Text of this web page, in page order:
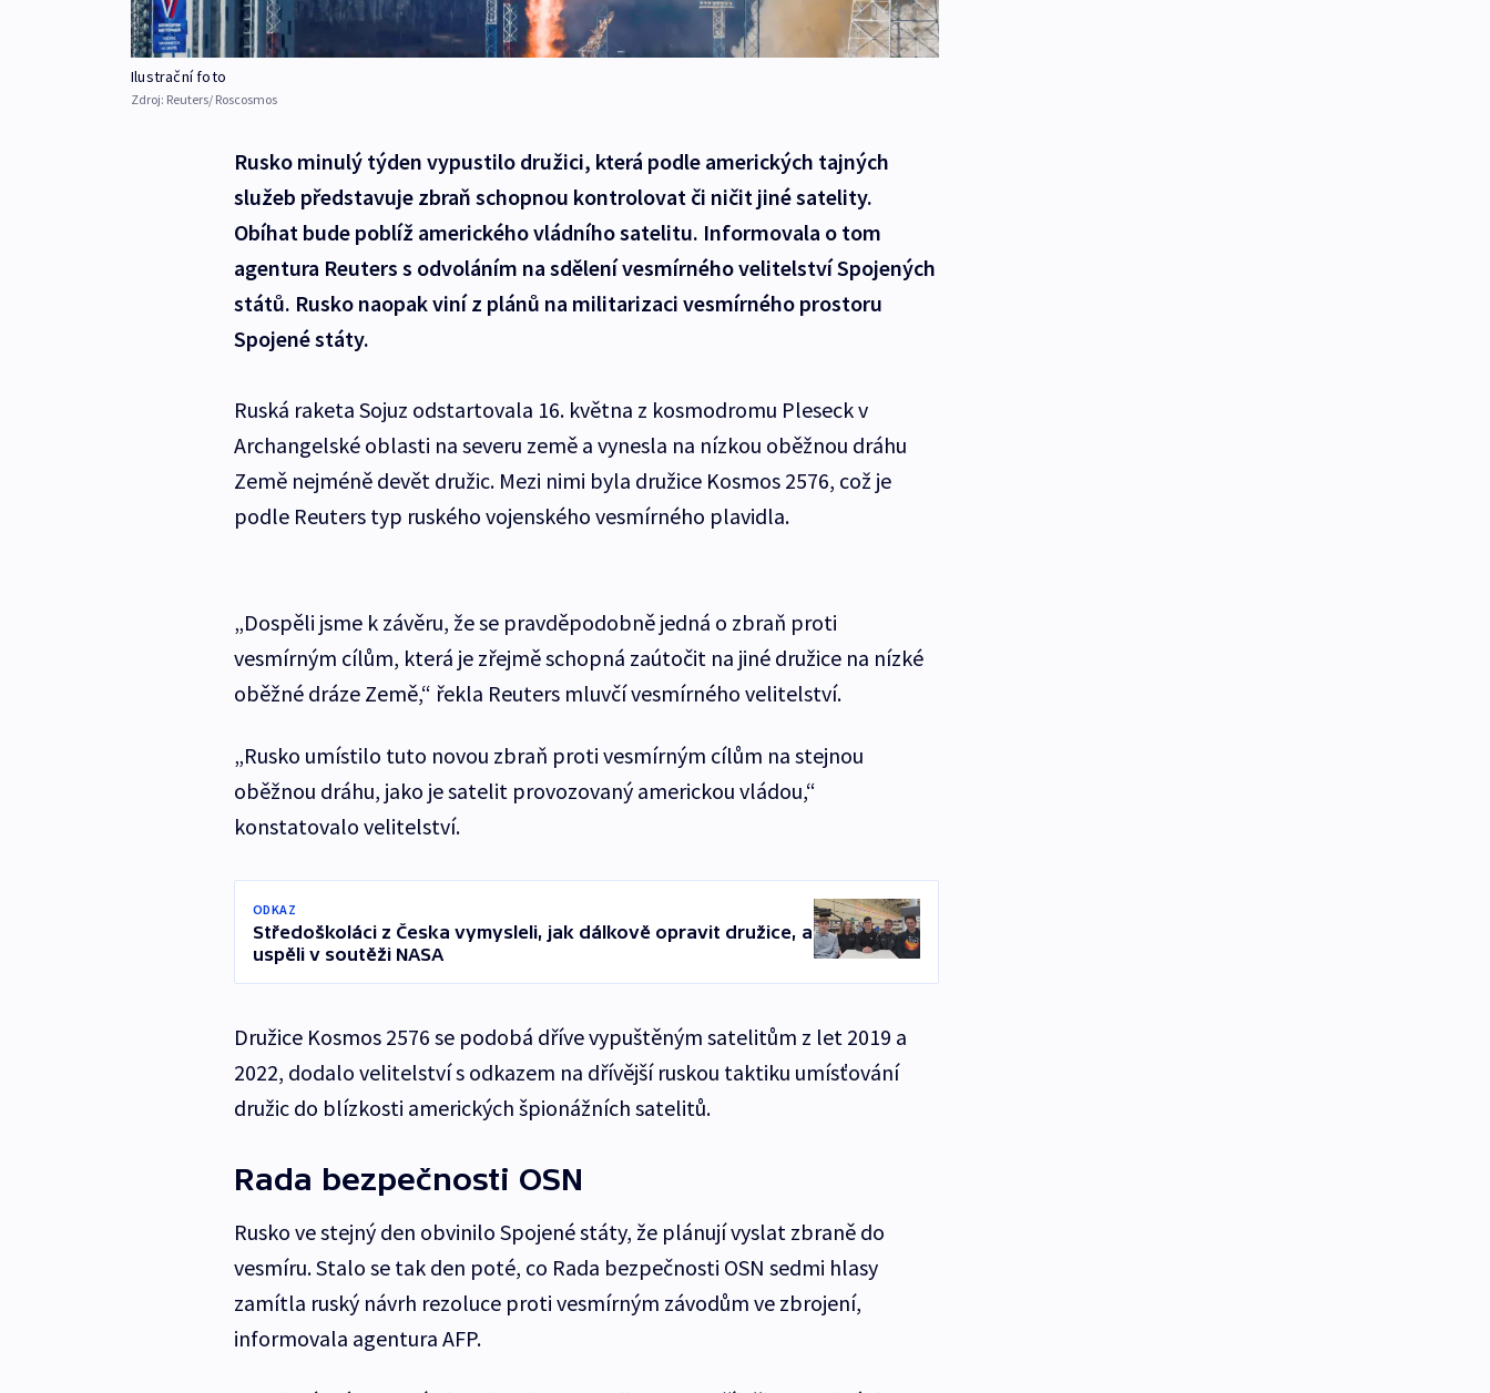
Ilustrační foto
Zdroj: Reuters/ Roscosmos
Rusko minulý týden vypustilo družici, která podle amerických tajných
služeb představuje zbraň schopnou kontrolovat či ničit jiné satelity.
Obíhat bude poblíž amerického vládního satelitu. Informovala o tom
agentura Reuters s odvoláním na sdělení vesmírného velitelství Spojených
států. Rusko naopak viní z plánů na militarizaci vesmírného prostoru
Spojené státy.
Ruská raketa Sojuz odstartovala 16. května z kosmodromu Pleseck v
Archangelské oblasti na severu země a vynesla na nízkou oběžnou dráhu
Země nejméně devět družic. Mezi nimi byla družice Kosmos 2576, což je
podle Reuters typ ruského vojenského vesmírného plavidla.
„Dospěli jsme k závěru, že se pravděpodobně jedná o zbraň proti
vesmírným cílům, která je zřejmě schopná zaútočit na jiné družice na nízké
oběžné dráze Země,“ řekla Reuters mluvčí vesmírného velitelství.
„Rusko umístilo tuto novou zbraň proti vesmírným cílům na stejnou
oběžnou dráhu, jako je satelit provozovaný americkou vládou,“
konstatovalo velitelství.
ODKAZ
Středoškoláci z Česka vymysleli, jak dálkově opravit družice, a
uspěli v soutěži NASA
Družice Kosmos 2576 se podobá dříve vypuštěným satelitům z let 2019 a
2022, dodalo velitelství s odkazem na dřívější ruskou taktiku umísťování
družic do blízkosti amerických špionážních satelitů.
Rada bezpečnosti OSN
Rusko ve stejný den obvinilo Spojené státy, že plánují vyslat zbraně do
vesmíru. Stalo se tak den poté, co Rada bezpečnosti OSN sedmi hlasy
zamítla ruský návrh rezoluce proti vesmírným závodům ve zbrojení,
informovala agentura AFP.